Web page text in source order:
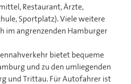
Restaurant, Ärzte,
Sportplatz). Viele weitere
im angrenzenden Hamburger
bietet bequeme
und zu den umliegenden
und Trittau. Für Autofahrer ist